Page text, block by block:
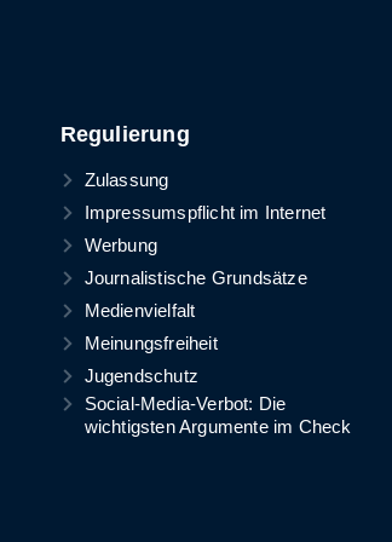
Regulierung
Zulassung
Impressumspflicht im Internet
Werbung
Journalistische Grundsätze
Medienvielfalt
Meinungsfreiheit
Jugendschutz
Social-Media-Verbot: Die
wichtigsten Argumente im Check